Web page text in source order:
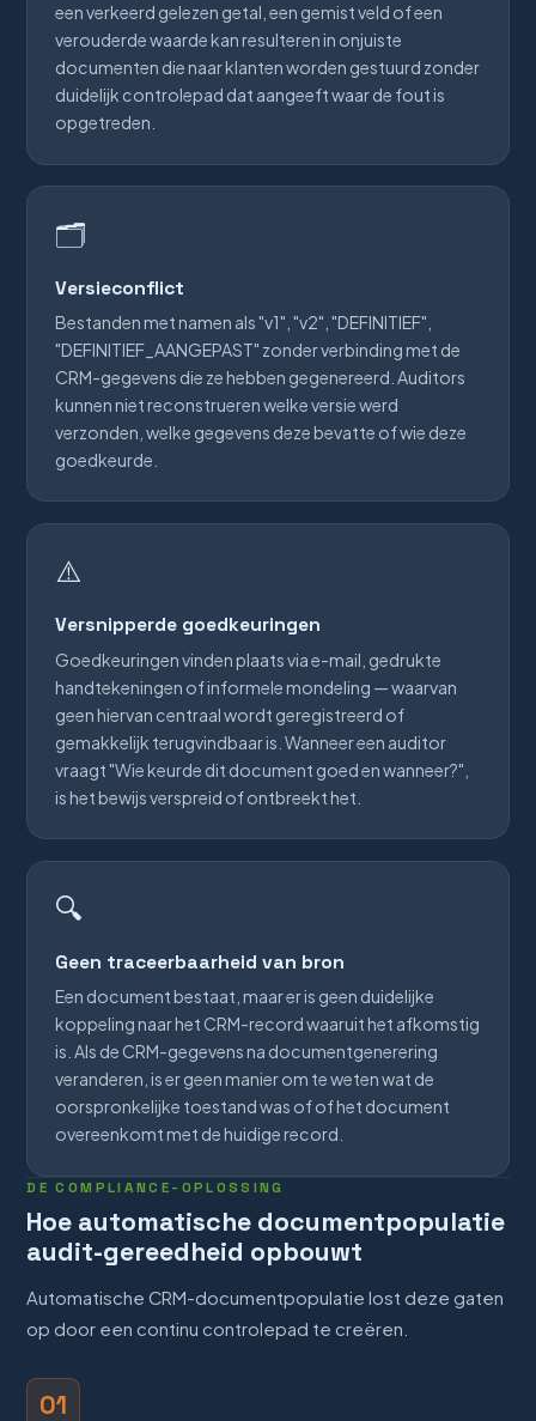
een verkeerd gelezen getal, een gemist veld of een
verouderde waarde kan resulteren in onjuiste
documenten die naar klanten worden gestuurd zonder
duidelijk controlepad dat aangeeft waar de fout is
opgetreden.
🗂️
Versieconflict
Bestanden met namen als "v1", "v2", "DEFINITIEF",
"DEFINITIEF_AANGEPAST" zonder verbinding met de
CRM-gegevens die ze hebben gegenereerd. Auditors
kunnen niet reconstrueren welke versie werd
verzonden, welke gegevens deze bevatte of wie deze
goedkeurde.
⚠️
Versnipperde goedkeuringen
Goedkeuringen vinden plaats via e-mail, gedrukte
handtekeningen of informele mondeling — waarvan
geen hiervan centraal wordt geregistreerd of
gemakkelijk terugvindbaar is. Wanneer een auditor
vraagt "Wie keurde dit document goed en wanneer?",
is het bewijs verspreid of ontbreekt het.
🔍
Geen traceerbaarheid van bron
Een document bestaat, maar er is geen duidelijke
koppeling naar het CRM-record waaruit het afkomstig
is. Als de CRM-gegevens na documentgenerering
veranderen, is er geen manier om te weten wat de
oorspronkelijke toestand was of of het document
overeenkomt met de huidige record.
DE COMPLIANCE-OPLOSSING
Hoe automatische documentpopulatie
audit-gereedheid opbouwt
Automatische CRM-documentpopulatie lost deze gaten
op door een continu controlepad te creëren.
01